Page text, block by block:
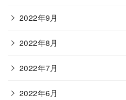
2022年9月
2022年8月
2022年7月
2022年6月